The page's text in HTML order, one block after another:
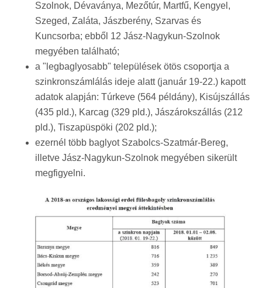
Szolnok, Dévaványa, Mezőtúr, Martfű, Kengyel,
Szeged, Zaláta, Jászberény, Szarvas és
Kuncsorba; ebből 12 Jász-Nagykun-Szolnok
megyében található;
a "legbaglyosabb" települések ötös csoportja a
szinkronszámlálás ideje alatt (január 19-22.) kapott
adatok alapján: Túrkeve (564 példány), Kisújszállás
(435 pld.), Karcag (329 pld.), Jászárokszállás (212
pld.), Tiszapüspöki (202 pld.);
ezernél több baglyot Szabolcs-Szatmár-Bereg,
illetve Jász-Nagykun-Szolnok megyében sikerült
megfigyelni.